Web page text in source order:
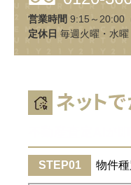
営業時間 9:15～20:00
定休日 毎週火曜・水曜
物件